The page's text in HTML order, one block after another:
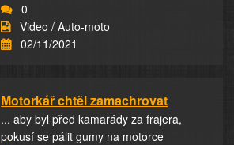
0
Video / Auto-moto
02/11/2021
Motorkář chtěl zamachrovat
... aby byl před kamarády za frajera,
pokusí se pálit gumy na motorce